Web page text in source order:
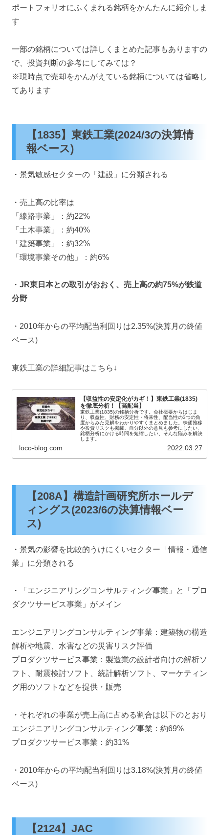
ポートフォリオにふくまれる銘柄をかんたんに紹介しま
す
一部の銘柄については詳しくまとめた記事もありますの
で、投資判断の参考にしてみては？
※現時点で売却をかんがえている銘柄については省略し
てあります
【1835】東鉄工業(2024/3の決算情
報ベース)
・景気敏感セクターの「建設」に分類される
・売上高の比率は
「線路事業」：約22%
「土木事業」：約40%
「建築事業」：約32%
「環境事業その他」：約6%
・ JR東日本との取引がおおく、売上高の約75%が鉄道
分野
・2010年からの平均配当利回りは2.35%(決算月の終値
ベース)
東鉄工業の詳細記事はこちら↓
【収益性の安定化がカギ！】東鉄工業(1835)
を徹底分析！【高配当】
東鉄工業(1835)の銘柄分析です。会社概要からはじま
り、収益性、財務の安定性・将来性、配当性の3つの角
度からみた見解をわかりやすくまとめました。株価推移
や投資リスクも掲載。自分以外の意見も参考にしたい、
銘柄分析にかける時間を短縮したい、そんな悩みを解決
します。
loco-blog.com 2022.03.27
【208A】構造計画研究所ホールデ
ィングス(2023/6の決算情報ベー
ス)
・景気の影響を比較的うけにくいセクター「情報・通信
業」に分類される
・「エンジニアリングコンサルティング事業」と「プロ
ダクツサービス事業」がメイン
エンジニアリングコンサルティング事業：建築物の構造
解析や地震、水害などの災害リスク評価
プロダクツサービス事業：製造業の設計者向けの解析ソ
フト、耐震検討ソフト、統計解析ソフト、マーケティン
グ用のソフトなどを提供・販売
・それぞれの事業が売上高に占める割合は以下のとおり
エンジニアリングコンサルティング事業：約69%
プロダクツサービス事業：約31%
・2010年からの平均配当利回りは3.18%(決算月の終値
ベース)
【2124】JAC